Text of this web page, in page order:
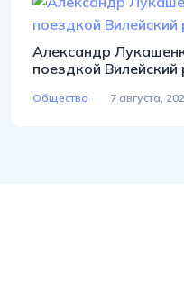
Александр
поездкой Вилейский
Общество 7 августа,